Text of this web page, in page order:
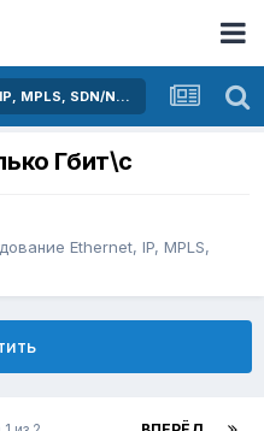
Активное оборудование Ethernet, IP, MPLS, SDN/NFV...
Гбит\с
Ethernet, IP, MPLS,